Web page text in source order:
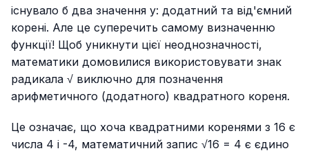
існувало б два значення y: додатний та від'ємний
корені. Але це суперечить самому визначенню
функції! Щоб уникнути цієї неоднозначності,
математики домовилися використовувати знак
радикала √ виключно для позначення
арифметичного (додатного) квадратного кореня.
Це означає, що хоча квадратними коренями з 16 є
числа 4 і -4, математичний запис √16 = 4 є єдино